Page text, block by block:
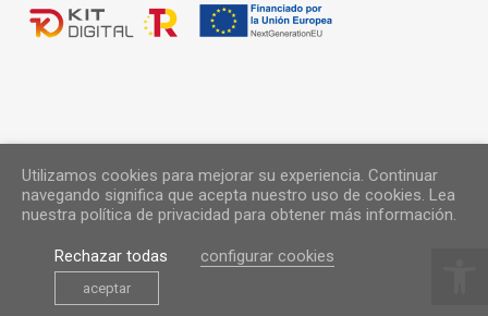
Utilizamos cookies para mejorar su experiencia. Continuar
navegando significa que acepta nuestro uso de cookies. Lea
nuestra política de privacidad para obtener más información.
Rechazar todas configurar cookies
aceptar